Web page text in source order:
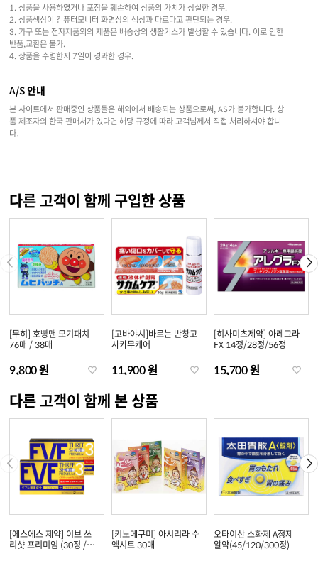
1. 상품을 사용하였거나 포장을 훼손하여 상품의 가치가 상실한 경우.
2. 상품색상이 컴퓨터모니터 화면상의 색상과 다르다고 판단되는 경우.
3. 가구 또는 전자제품외의 제품은 배송상의 생활기스가 발생할 수 있습니다. 이로 인한
반품,교환은 불가.
4. 상품을 수령한지 7일이 경과한 경우.
A/S 안내
본 사이트에서 판매중인 상품들은 해외에서 배송되는 상품으로써, AS가 불가합니다. 상
품 제조자의 한국 판매처가 있다면 해당 규정에 따라 고객님께서 직접 처리하셔야 합니
다.
다른 고객이 함께 구입한 상품
[무히] 호빵맨 모기패치
76매 / 38매
9,800 원
[고바야시]바르는 반창고
사카무케어
11,900 원
[히사미츠제약] 아레그라
FX 14정/28정/56정
15,700 원
다른 고객이 함께 본 상품
[에스에스 제약] 이브 쓰
리샷 프리미엄 (30정 /
[키노메구미] 아시리라 수
액시트 30매
오타이산 소화제 A정제
알약(45/120/300정)